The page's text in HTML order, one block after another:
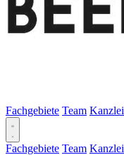
Fachgebiete Team Kanzlei
Fachgebiete Team Kanzlei